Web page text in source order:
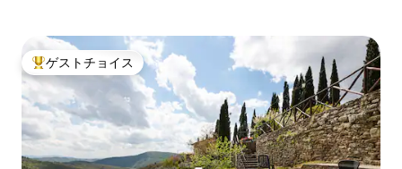
大好評のゲストチョイスです。
ゲストチョイス